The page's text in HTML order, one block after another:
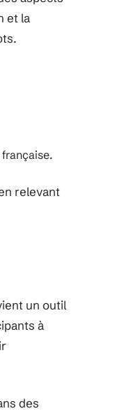
et la
relevant
un outil
à
des